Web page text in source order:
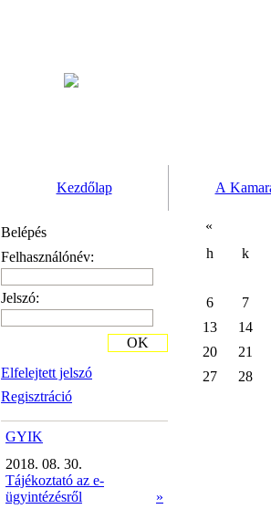
Kezdőlap A
Belépés
Felhasználónév:
Jelszó:
Elfelejtett jelszó
Regisztráció
OK
GYIK
2018. 08. 30.
Tájékoztató az e-
ügyintézésről
»
«
h
k
6
7
13
14
20
21
27
28